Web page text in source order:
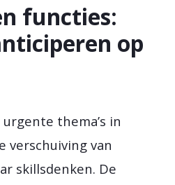
functies:
op
thema’s in
verschuiving van
skillsdenken. De